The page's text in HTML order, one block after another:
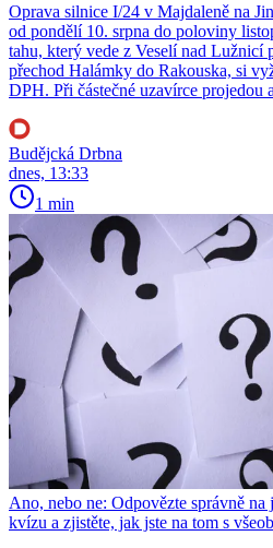
Oprava silnice I/24 v Majdaleně na
od pondělí 10. srpna do poloviny
tahu, který vede z Veselí nad Lužnicí
přechod Halámky do Rakouska, si
DPH. Při částečné uzavírce projedou
Budějcká Drbna
dnes, 13:33
1 min
Ano, nebo ne: Odpovězte správně na
kvízu a zjistěte, jak jste na tom s